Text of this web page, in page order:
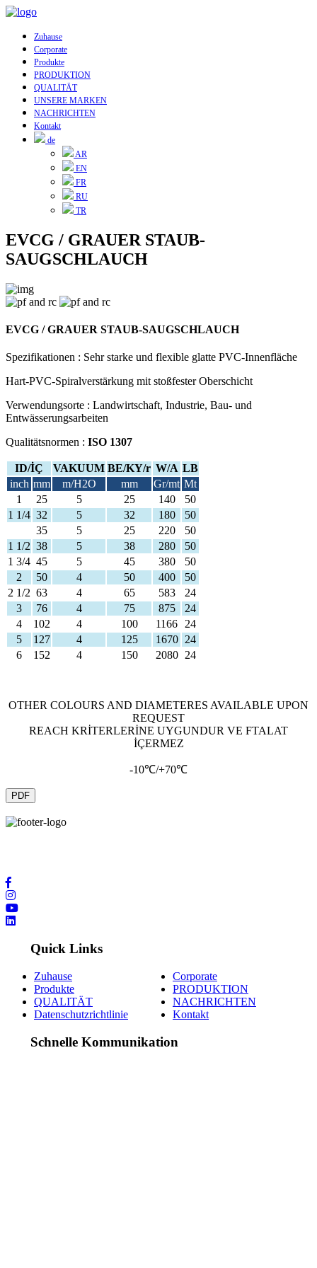
Zuhause
Corporate
Produkte
PRODUKTION
QUALITÄT
UNSERE MARKEN
NACHRICHTEN
Kontakt
de
AR
EN
FR
RU
TR
EVCG / GRAUER STAUB-
SAUGSCHLAUCH
EVCG / GRAUER STAUB-SAUGSCHLAUCH
Spezifikationen : Sehr starke und flexible glatte PVC-Innenfläche
Hart-PVC-Spiralverstärkung mit stoßfester Oberschicht
Verwendungsorte : Landwirtschaft, Industrie, Bau- und
Entwässerungsarbeiten
Qualitätsnormen : ISO 1307
ID/İÇ VAKUUM BE/KY/r W/A LB
inch mm m/H2O mm Gr/mt Mt
1
25 5 25 140
50
1 1/4 32 5 32 180
50
35
5 25 220
50
1 1/2 38 5 38 280
50
1 3/4 45 5 45 380
50
2
50 4 50 400
50
2 1/2 63 4 65 583
24
3
76 4 75 875
24
4
102 4 100 1166
24
5
127 4 125 1670
24
6
152 4 150 2080 24
OTHER COLOURS AND DIAMETERES AVAILABLE UPON
REQUEST
REACH KRİTERLERİNE UYGUNDUR VE FTALAT
İÇERMEZ
-10℃/+70℃
PDF
Quick Links
Zuhause
Corporate
Produkte
PRODUKTION
QUALITÄT
NACHRICHTEN
Datenschutzrichtlinie
Kontakt
Schnelle Kommunikation